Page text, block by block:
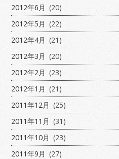
2012年6月 (20)
2012年5月 (22)
2012年4月 (21)
2012年3月 (20)
2012年2月 (23)
2012年1月 (21)
2011年12月 (25)
2011年11月 (31)
2011年10月 (23)
2011年9月 (27)